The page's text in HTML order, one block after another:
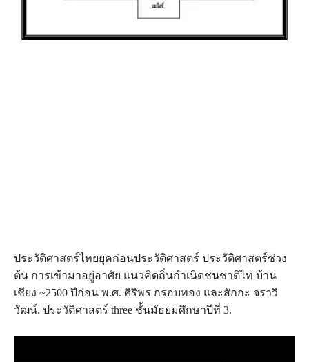
ประวัติศาสตร์ไทยยุคก่อนประวัติศาสตร์ ประวัติศาสตร์ช่วง
ต้น การเข้ามาอยู่อาศัย แนวคิดถิ่นกำเนิดชนชาติไท บ้าน
เชียง ~2500 ปีก่อน พ.ศ. ศิริพร กรอบทอง และสักกะ จราวิ
วัฒน์. ประวัติศาสตร์ three ชั้นมัธยมศึกษาปีที่ 3.